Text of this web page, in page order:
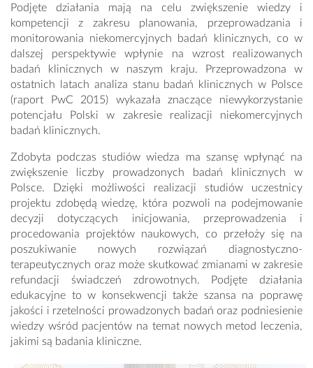
Podjęte działania mają na celu zwiększenie wiedzy i
kompetencji z zakresu planowania, przeprowadzania i
monitorowania niekomercyjnych badań klinicznych, co w
dalszej perspektywie wpłynie na wzrost realizowanych
badań klinicznych w naszym kraju. Przeprowadzona w
ostatnich latach analiza stanu badań klinicznych w Polsce
(raport PwC 2015) wykazała znaczące niewykorzystanie
potencjału Polski w zakresie realizacji niekomercyjnych
badań klinicznych.
Zdobyta podczas studiów wiedza ma szansę wpłynąć na
zwiększenie liczby prowadzonych badań klinicznych w
Polsce. Dzięki możliwości realizacji studiów uczestnicy
projektu zdobędą wiedzę, która pozwoli na podejmowanie
decyzji dotyczących inicjowania, przeprowadzenia i
procedowania projektów naukowych, co przełoży się na
poszukiwanie nowych rozwiązań diagnostyczno-
terapeutycznych oraz może skutkować zmianami w zakresie
refundacji świadczeń zdrowotnych. Podjęte działania
edukacyjne to w konsekwencji także szansa na poprawę
jakości i rzetelności prowadzonych badań oraz podniesienie
wiedzy wśród pacjentów na temat nowych metod leczenia,
jakimi są badania kliniczne.